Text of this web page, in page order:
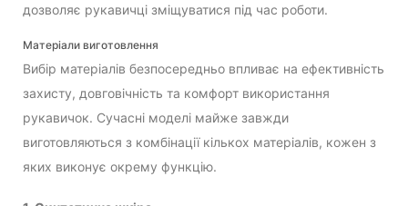
дозволяє рукавичці зміщуватися під час роботи.
Матеріали виготовлення
Вибір матеріалів безпосередньо впливає на ефективність
захисту, довговічність та комфорт використання
рукавичок. Сучасні моделі майже завжди
виготовляються з комбінації кількох матеріалів, кожен з
яких виконує окрему функцію.